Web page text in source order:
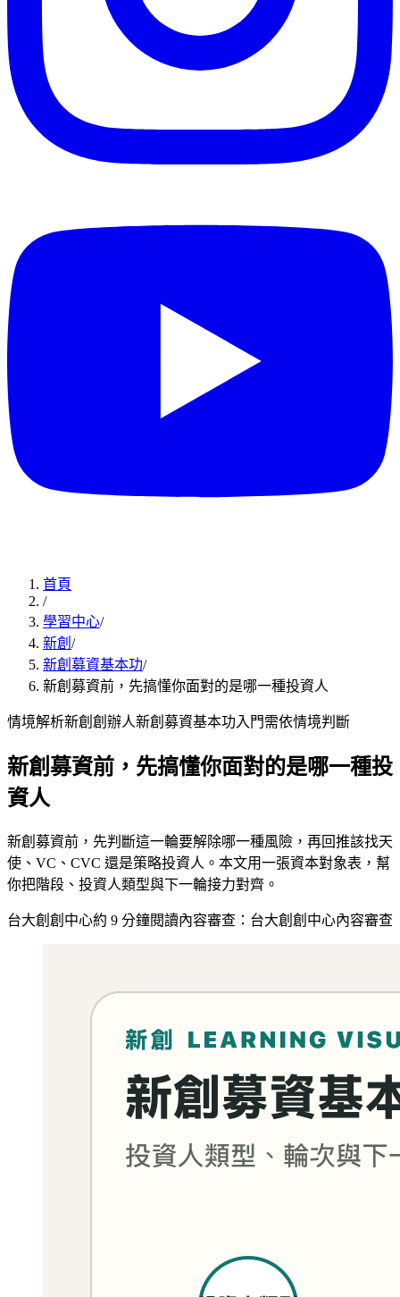
首頁
/
學習中心/
新創 /
新創募資基本功/
新創募資前，先搞懂你面對的是哪一種投資人
情境解析新創創辦人新創募資基本功 入門需依情境判斷
新創募資前，先搞懂你面對的是哪一種投
資人
新創募資前，先判斷這一輪要解除哪一種風險，再回推該找天
使、VC、CVC 還是策略投資人。本文用一張資本對象表，幫
你把階段、投資人類型與下一輪接力對齊。
台大創創中心約 9 分鐘閱讀內容審查： 台大創創中心內容審查